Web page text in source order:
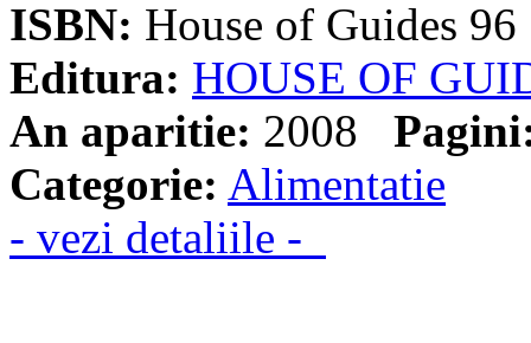
ISBN: House of Guides 96
Editura: HOUSE OF
An aparitie: 2008
Categorie: Alimentatie
- vezi detaliile -